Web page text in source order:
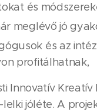
és
meglévő jó
és az
profitálhatnak,
Innovatív
jóléte. A